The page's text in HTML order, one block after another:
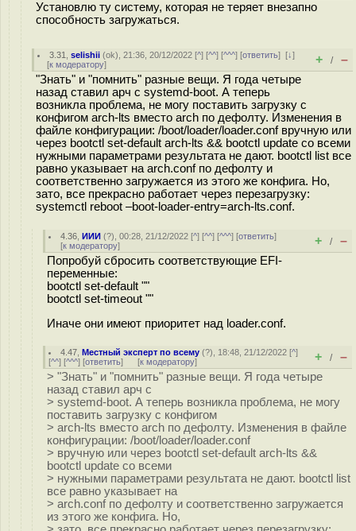
Установлю ту систему, которая не теряет внезапно
способность загружаться.
3.31 ,selishii (ok), 21:36, 20/12/2022 [^] [^^] [^^^] [ответить][↓]
[к модератору] + / –
"Знать" и "помнить" разные вещи. Я года четыре
назад ставил арч c systemd-boot. А теперь
возникла проблема, не могу поставить загрузку с
конфигом arch-lts вместо arch по дефолту. Изменения в
файле конфигурации: /boot/loader/loader.conf вручную или
через bootctl set-default arch-lts && bootctl update со всеми
нужными параметрами результата не дают. bootctl list все
равно указывает на arch.conf по дефолту и
соответственно загружается из этого же конфига. Но,
зато, все прекрасно работает через перезагрузку:
systemctl reboot –boot-loader-entry=arch-lts.conf.
4.36 ,ИИИ (?), 00:28, 21/12/2022 [^] [^^] [^^^] [ответить]
[к модератору] + / –
Попробуй сбросить соответствующие EFI-
переменные:
bootctl set-default ""
bootctl set-timeout ""
Иначе они имеют приоритет над loader.conf.
4.47 ,Местный эксперт по всему (?), 18:48, 21/12/2022 [^]
[^^] [^^^] [ответить] [к модератору] + / –
> "Знать" и "помнить" разные вещи. Я года четыре
назад ставил арч c
> systemd-boot. А теперь возникла проблема, не могу
поставить загрузку с конфигом
> arch-lts вместо arch по дефолту. Изменения в файле
конфигурации: /boot/loader/loader.conf
> вручную или через bootctl set-default arch-lts &&
bootctl update со всеми
> нужными параметрами результата не дают. bootctl list
все равно указывает на
> arch.conf по дефолту и соответственно загружается
из этого же конфига. Но,